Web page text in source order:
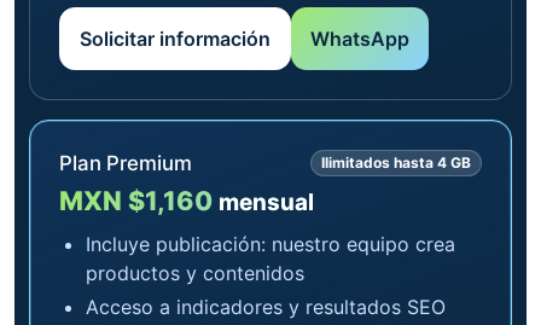
Solicitar información WhatsApp
Plan Premium Ilimitados hasta 4 GB
MXN $1,160 mensual
Incluye publicación: nuestro equipo crea
productos y contenidos
Acceso a indicadores y resultados SEO